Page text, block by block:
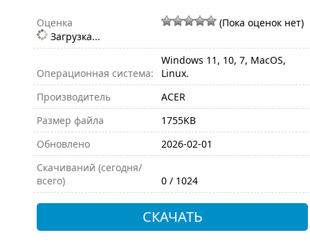
Оценка
(Пока оценок нет)
Загрузка...
Операционная система:
Windows 11, 10, 7, MacOS,
Linux.
Производитель
ACER
Размер файла
1755KB
Обновлено
2026-02-01
Скачиваний (сегодня/
всего)
0 / 1024
СКАЧАТЬ